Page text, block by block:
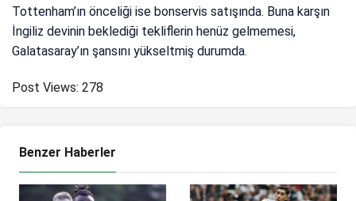
Tottenham’ın önceliği ise bonservis satışında. Buna karşın
İngiliz devinin beklediği tekliflerin henüz gelmemesi,
Galatasaray’ın şansını yükseltmiş durumda.
Post Views: 278
Benzer Haberler